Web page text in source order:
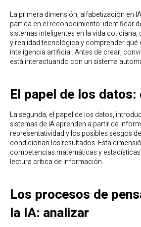
La primera dimensión, alfabetización en
partida en el reconocimiento: identificar
sistemas inteligentes en la vida
y realidad tecnológica y comprender qué
inteligencia artificial. Antes de crear,
está interactuando con un sistema
El papel de los
La segunda, el papel de los datos,
sistemas de IA aprenden a partir de
representatividad y los posibles sesgos
condicionan los resultados. Esta
competencias matemáticas y
lectura crítica de información.
Los procesos de
la IA: analizar